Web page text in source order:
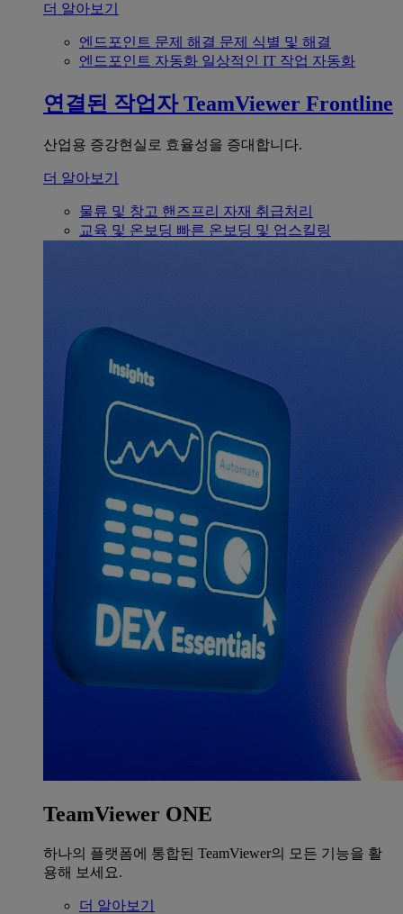
더 알아보기
엔드포인트 문제 해결 문제 식별 및 해결
엔드포인트 자동화 일상적인 IT 작업 자동화
연결된 작업자 TeamViewer Frontline
산업용 증강현실로 효율성을 증대합니다.
더 알아보기
물류 및 창고 핸즈프리 자재 취급처리
교육 및 온보딩 빠른 온보딩 및 업스킬링
TeamViewer ONE
하나의 플랫폼에 통합된 TeamViewer의 모든 기능을 활
용해 보세요.
더 알아보기